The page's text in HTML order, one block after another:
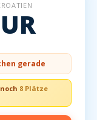
gerade
8 Plätze